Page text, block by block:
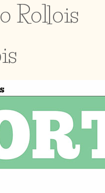
Rollois